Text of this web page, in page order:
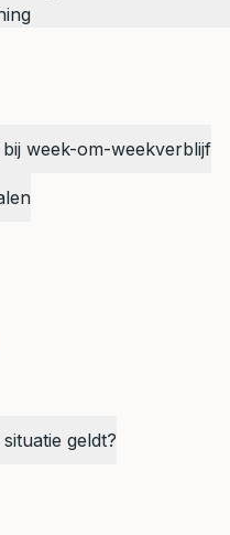
week-om-weekverblijf
geldt?